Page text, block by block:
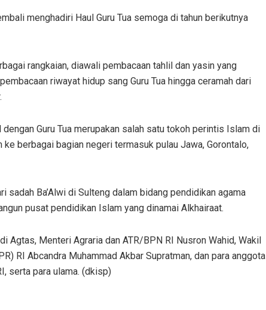
menghadiri Haul Guru Tua semoga di tahun berikutnya
rangkaian, diawali pembacaan tahlil dan yasin yang
riwayat hidup sang Guru Tua hingga ceramah dari
Guru Tua merupakan salah satu tokoh perintis Islam di
berbagai bagian negeri termasuk pulau Jawa, Gorontalo,
sadah Ba’Alwi di Sulteng dalam bidang pendidikan agama
pusat pendidikan Islam yang dinamai Alkhairaat.
Agtas, Menteri Agraria dan ATR/BPN RI Nusron Wahid, Wakil
RI Abcandra Muhammad Akbar Supratman, dan para anggota
serta para ulama. (dkisp)